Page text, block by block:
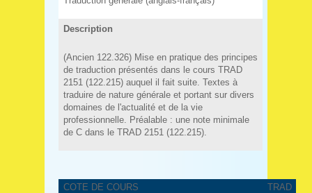
Description
(Ancien 122.326) Mise en pratique des principes
de traduction présentés dans le cours TRAD
2151 (122.215) auquel il fait suite. Textes à
traduire de nature générale et portant sur divers
domaines de l'actualité et de la vie
professionnelle. Préalable : une note minimale
de C dans le TRAD 2151 (122.215).
COTE DE COURS
TRAD